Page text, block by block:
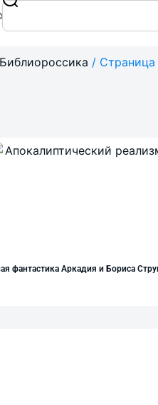
Библиороссика / Страница
фантастика Аркадия и Бориса